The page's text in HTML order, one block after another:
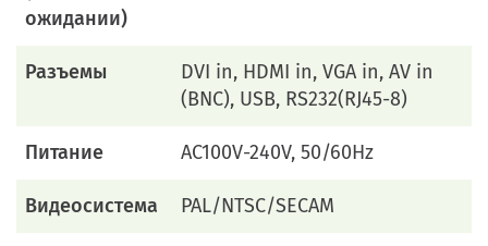
ожидании)
Разъемы
DVI in, HDMI in, VGA in, AV in
(BNC), USB, RS232(RJ45-8)
Питание AC100V-240V, 50/60Hz
Видеосистема PAL/NTSC/SECAM